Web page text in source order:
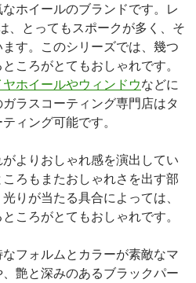
ホイールのブランドです。レ
、とってもスポークが多く、そ
す。このシリーズでは、幾つ
ころがとてもおしゃれです。
ホイールやウィンドウなどに
ラスコーティング専門店はタ
ィング可能です。
よりおしゃれ感を演出してい
ろもまたおしゃれさを出す部
りが当たる具合によっては、
ころがとてもおしゃれです。
フォルムとカラーが素敵なマ
艶と深みのあるブラックパー